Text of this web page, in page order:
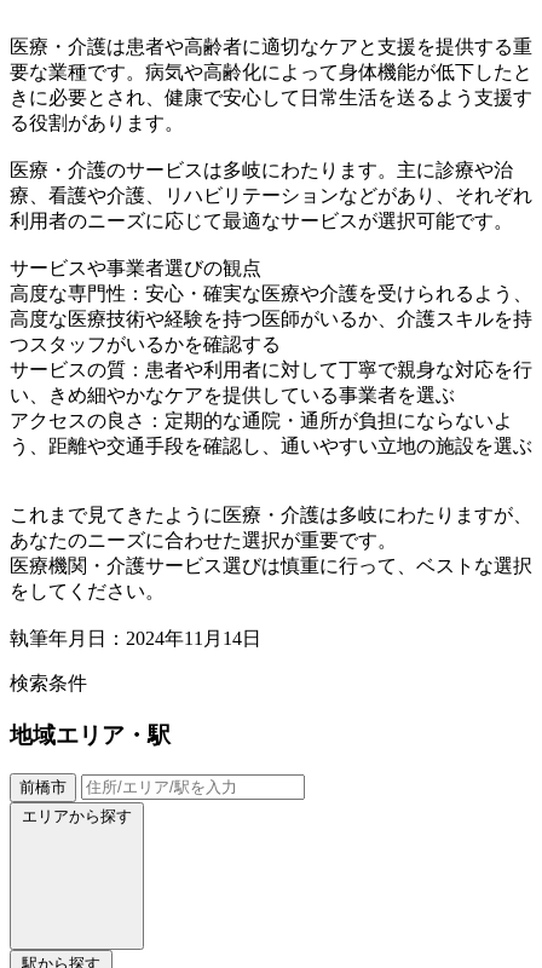
医療・介護は患者や高齢者に適切なケアと支援を提供する重
要な業種です。病気や高齢化によって身体機能が低下したと
きに必要とされ、健康で安心して日常生活を送るよう支援す
る役割があります。
医療・介護のサービスは多岐にわたります。主に診療や治
療、看護や介護、リハビリテーションなどがあり、それぞれ
利用者のニーズに応じて最適なサービスが選択可能です。
サービスや事業者選びの観点
高度な専門性：安心・確実な医療や介護を受けられるよう、
高度な医療技術や経験を持つ医師がいるか、介護スキルを持
つスタッフがいるかを確認する
サービスの質：患者や利用者に対して丁寧で親身な対応を行
い、きめ細やかなケアを提供している事業者を選ぶ
アクセスの良さ：定期的な通院・通所が負担にならないよ
う、距離や交通手段を確認し、通いやすい立地の施設を選ぶ
これまで見てきたように医療・介護は多岐にわたりますが、
あなたのニーズに合わせた選択が重要です。
医療機関・介護サービス選びは慎重に行って、ベストな選択
をしてください。
執筆年月日：2024年11月14日
検索条件
地域エリア・駅
前橋市
エリアから探す
駅から探す